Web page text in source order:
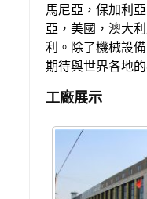
馬尼亞，保加利
亞，美國，澳大
利。除了機械設
期待與世界各地
工廠展示